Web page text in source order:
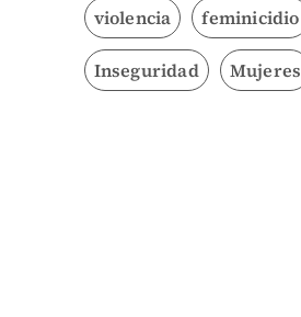
violencia feminicidio
Inseguridad Mujeres